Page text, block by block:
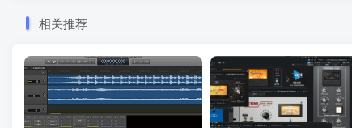
相关推荐